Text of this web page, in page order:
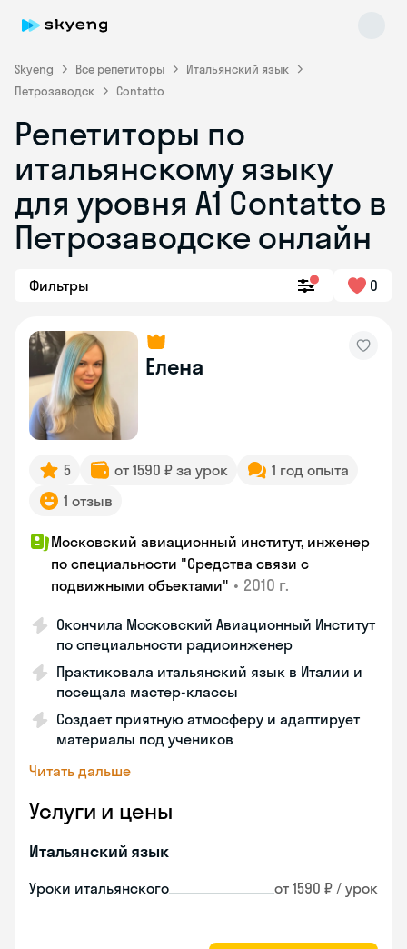
Skyeng Все репетиторы
Итальянский язык
Петрозаводск
Contatto
Репетиторы по
итальянскому языку
для уровня А1 Contatto в
Петрозаводске онлайн
Фильтры 0
Елена
5 от 1590 ₽ за урок
1 год опыта
1 отзыв
Московский авиационный институт, инженер
по специальности "Средства связи с
подвижными объектами" • 2010 г.
Окончила Московский Авиационный Институт
по специальности радиоинженер
Практиковала итальянский язык в Италии и
посещала мастер-классы
Создает приятную атмосферу и адаптирует
материалы под учеников
Читать дальше
Услуги и цены
Итальянский язык
Уроки итальянского от 1590 ₽ / урок
Skyeng Chat
online